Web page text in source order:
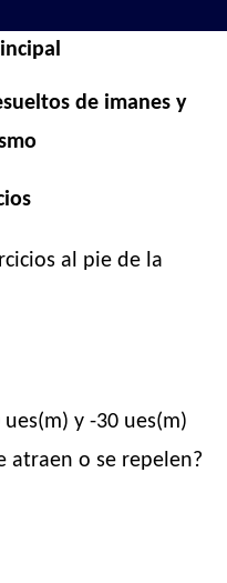
de imanes y
al pie de la
y -30 ues(m)
atraen o se repelen?